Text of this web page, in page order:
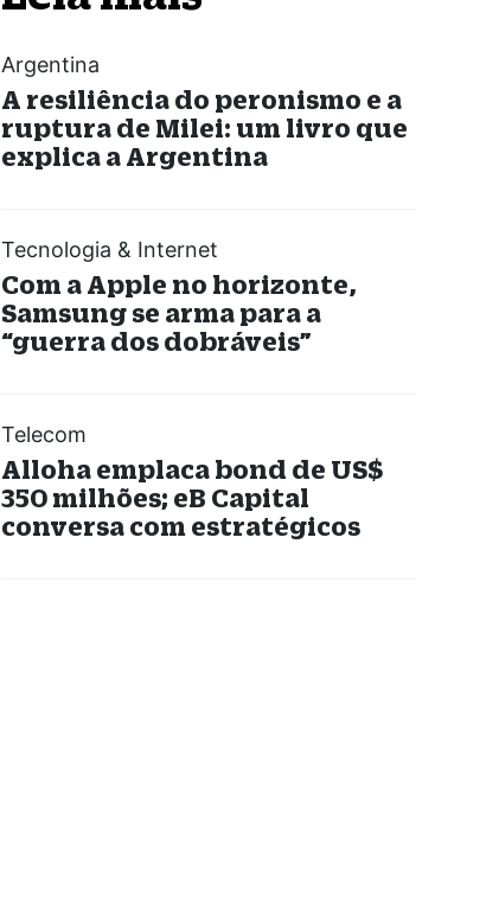
Argentina
A resiliência do peronismo e a
ruptura de Milei: um livro que
explica a Argentina
Tecnologia & Internet
Com a Apple no horizonte,
Samsung se arma para a
“guerra dos dobráveis”
Telecom
Alloha emplaca bond de US$
350 milhões; eB Capital
conversa com estratégicos